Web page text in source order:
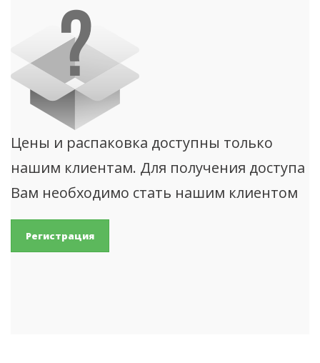
Цены и распаковка доступны только
нашим клиентам. Для получения доступа
Вам необходимо стать нашим клиентом
Регистрация